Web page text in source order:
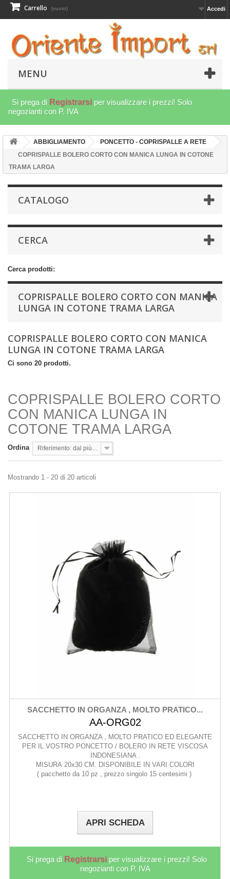
Accedi
Carrello (vuoto)
MENU
Si prega di Registrarsi per visualizzare i prezzi! Solo
negozianti con P. IVA
ABBIGLIAMENTO
PONCETTO - COPRISPALLE A RETE
COPRISPALLE BOLERO CORTO CON MANICA LUNGA IN COTONE
TRAMA LARGA
CATALOGO
CERCA
Cerca prodotti:
COPRISPALLE BOLERO CORTO CON MANICA
LUNGA IN COTONE TRAMA LARGA
COPRISPALLE BOLERO CORTO CON MANICA
LUNGA IN COTONE TRAMA LARGA
Ci sono 20 prodotti.
COPRISPALLE BOLERO CORTO
CON MANICA LUNGA IN
COTONE TRAMA LARGA
Ordina
Mostrando 1 - 20 di 20 articoli
SACCHETTO IN ORGANZA , MOLTO PRATICO...
AA-ORG02
SACCHETTO IN ORGANZA , MOLTO PRATICO ED ELEGANTE
PER IL VOSTRO PONCETTO / BOLERO IN RETE VISCOSA
INDONESIANA .
MISURA 20x30 CM. DISPONIBILE IN VARI COLORI
( pacchetto da 10 pz , prezzo singolo 15 centesimi )
APRI SCHEDA
Si prega di Registrarsi per visualizzare i prezzi! Solo
negozianti con P. IVA